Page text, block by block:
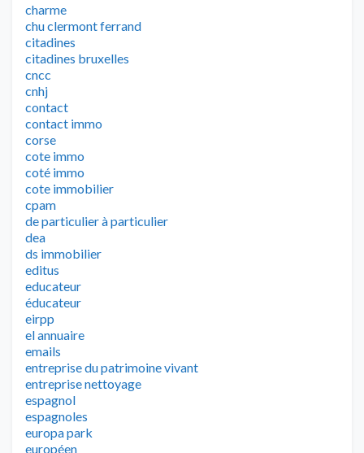
charme
chu clermont ferrand
citadines
citadines bruxelles
cncc
cnhj
contact
contact immo
corse
cote immo
coté immo
cote immobilier
cpam
de particulier à particulier
dea
ds immobilier
editus
educateur
éducateur
eirpp
el annuaire
emails
entreprise du patrimoine vivant
entreprise nettoyage
espagnol
espagnoles
europa park
européen